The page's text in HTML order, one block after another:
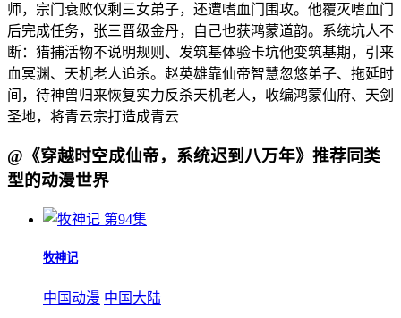
师，宗门衰败仅剩三女弟子，还遭嗜血门围攻。他覆灭嗜血门
后完成任务，张三晋级金丹，自己也获鸿蒙道韵。系统坑人不
断：猎捕活物不说明规则、发筑基体验卡坑他变筑基期，引来
血冥渊、天机老人追杀。赵英雄靠仙帝智慧忽悠弟子、拖延时
间，待神兽归来恢复实力反杀天机老人，收编鸿蒙仙府、天剑
圣地，将青云宗打造成青云
@《穿越时空成仙帝，系统迟到八万年》推荐同类
型的动漫世界
第94集
牧神记
中国动漫 中国大陆